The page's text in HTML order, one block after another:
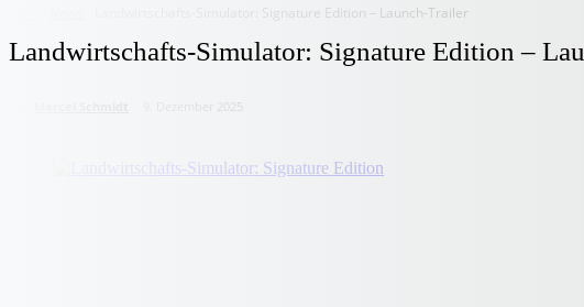
Landwirtschafts-Simulator: Signature Edition – Launch-Trailer
Landwirtschafts-Simulator: Signature Edition –
9. Dezember 2025